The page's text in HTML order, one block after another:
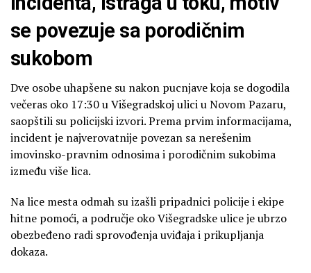
se povezuje sa porodičnim
sukobom
Dve osobe uhapšene su nakon pucnjave koja se dogodila
večeras oko 17:30 u Višegradskoj ulici u Novom Pazaru,
saopštili su policijski izvori. Prema prvim informacijama,
incident je najverovatnije povezan sa nerešenim
imovinsko-pravnim odnosima i porodičnim sukobima
između više lica.
Na lice mesta odmah su izašli pripadnici policije i ekipe
hitne pomoći, a područje oko Višegradske ulice je ubrzo
obezbeđeno radi sprovođenja uviđaja i prikupljanja
dokaza.